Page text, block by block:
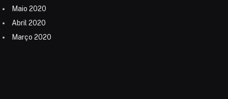
Maio 2020
Abril 2020
Março 2020